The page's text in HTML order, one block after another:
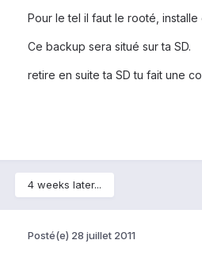
Pour le tel il faut le rooté,
Ce backup sera situé sur ta SD.
retire en suite ta SD tu fait une
4 weeks later...
Posté(e) 28 juillet 2011